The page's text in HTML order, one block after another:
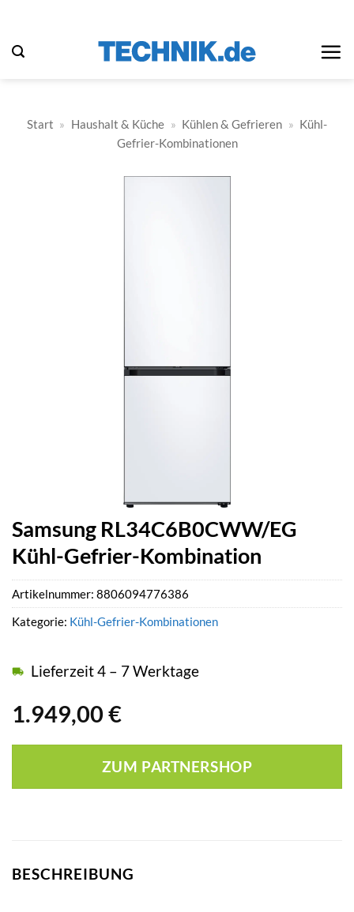
springen
Start » Haushalt & Küche » Kühlen & Gefrieren » Kühl-
Gefrier-Kombinationen
Samsung RL34C6B0CWW/EG
Kühl-Gefrier-Kombination
1.949,00 €
Lieferzeit 4 – 7 Werktage
ZUM PARTNERSHOP
Artikelnummer: 8806094776386
Kategorie: Kühl-Gefrier-Kombinationen
BESCHREIBUNG